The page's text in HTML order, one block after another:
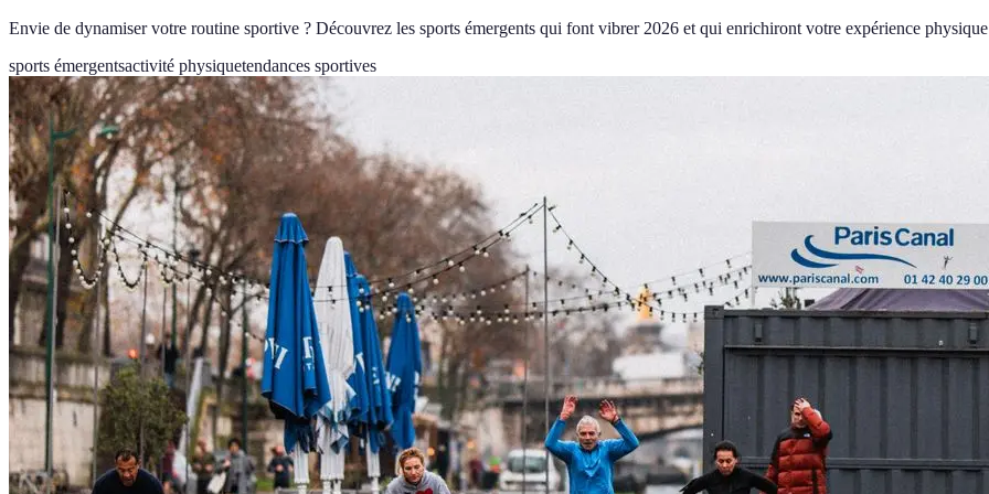
Envie de dynamiser votre routine sportive ? Découvrez les sports émergents qui font vibrer 2026 et qui enrichiront votre expérience
sports émergentsactivité physiquetendances sportives